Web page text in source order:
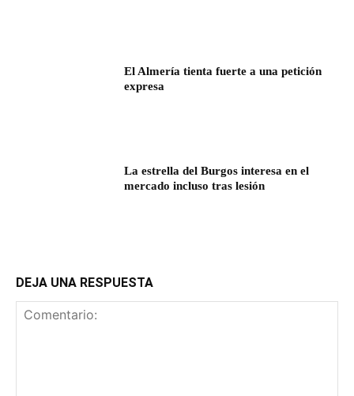
El Almería tienta fuerte a una petición
expresa
La estrella del Burgos interesa en el
mercado incluso tras lesión
DEJA UNA RESPUESTA